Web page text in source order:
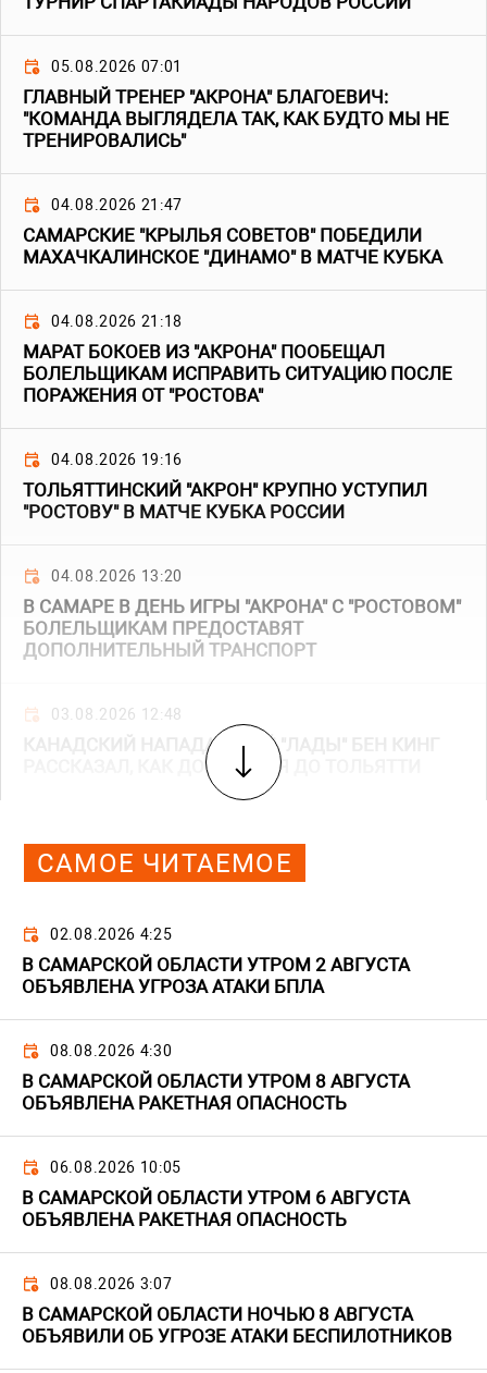
05.08.2026 07:01
ГЛАВНЫЙ ТРЕНЕР "АКРОНА" БЛАГОЕВИЧ:
"КОМАНДА ВЫГЛЯДЕЛА ТАК, КАК БУДТО МЫ НЕ
ТРЕНИРОВАЛИСЬ"
04.08.2026 21:47
САМАРСКИЕ "КРЫЛЬЯ СОВЕТОВ" ПОБЕДИЛИ
МАХАЧКАЛИНСКОЕ "ДИНАМО" В МАТЧЕ КУБКА
04.08.2026 21:18
МАРАТ БОКОЕВ ИЗ "АКРОНА" ПООБЕЩАЛ
БОЛЕЛЬЩИКАМ ИСПРАВИТЬ СИТУАЦИЮ ПОСЛЕ
ПОРАЖЕНИЯ ОТ "РОСТОВА"
04.08.2026 19:16
ТОЛЬЯТТИНСКИЙ "АКРОН" КРУПНО УСТУПИЛ
"РОСТОВУ" В МАТЧЕ КУБКА РОССИИ
04.08.2026 13:20
В САМАРЕ В ДЕНЬ ИГРЫ "АКРОНА" С "РОСТОВОМ"
БОЛЕЛЬЩИКАМ ПРЕДОСТАВЯТ
ДОПОЛНИТЕЛЬНЫЙ ТРАНСПОРТ
03.08.2026 12:48
КАНАДСКИЙ НАПАДАЮЩИЙ "ЛАДЫ" БЕН КИНГ
РАССКАЗАЛ, КАК ДОБИРАЛСЯ ДО ТОЛЬЯТТИ
САМОЕ ЧИТАЕМОЕ
02.08.2026 4:25
В САМАРСКОЙ ОБЛАСТИ УТРОМ 2 АВГУСТА
ОБЪЯВЛЕНА УГРОЗА АТАКИ БПЛА
08.08.2026 4:30
В САМАРСКОЙ ОБЛАСТИ УТРОМ 8 АВГУСТА
ОБЪЯВЛЕНА РАКЕТНАЯ ОПАСНОСТЬ
06.08.2026 10:05
В САМАРСКОЙ ОБЛАСТИ УТРОМ 6 АВГУСТА
ОБЪЯВЛЕНА РАКЕТНАЯ ОПАСНОСТЬ
08.08.2026 3:07
В САМАРСКОЙ ОБЛАСТИ НОЧЬЮ 8 АВГУСТА
ОБЪЯВИЛИ ОБ УГРОЗЕ АТАКИ БЕСПИЛОТНИКОВ